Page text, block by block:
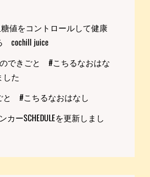
糖値をコントロールして健康
cochill juice
できごと #こちるなおはな
した
と #こちるなおはなし
カーSCHEDULEを更新しまし